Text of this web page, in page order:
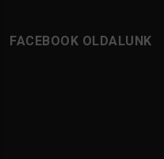
FACEBOOK OLDALUNK